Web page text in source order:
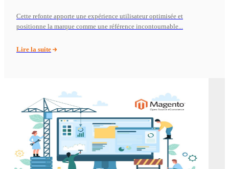
Cette refonte apporte une expérience utilisateur optimisée et
positionne la marque comme une référence incontournable...
Lire la suite